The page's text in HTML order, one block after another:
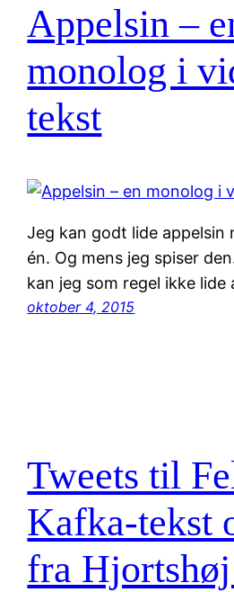
Appelsin –
monolog i
tekst
Jeg kan godt lide appelsin
én. Og mens jeg spiser
kan jeg som regel ikke lide
oktober 4, 2015
Tweets til
Kafka-tekst
fra